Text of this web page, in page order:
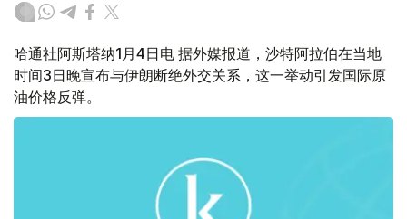
哈通社阿斯塔纳1月4日电 据外媒报道，沙特阿拉伯在当地
时间3日晚宣布与伊朗断绝外交关系，这一举动引发国际原
油价格反弹。